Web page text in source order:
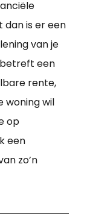
dan is er een
van je
een
rente,
woning wil
op
een
zo’n